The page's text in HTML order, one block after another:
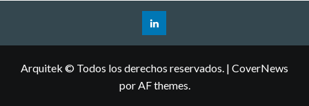
Arquitek © Todos los derechos reservados. | CoverNews
por AF themes.